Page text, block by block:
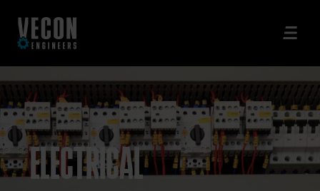
ELECTRICAL